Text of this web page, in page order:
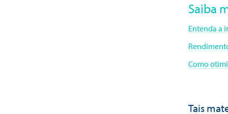
Saiba
Entenda a
Como
Tais